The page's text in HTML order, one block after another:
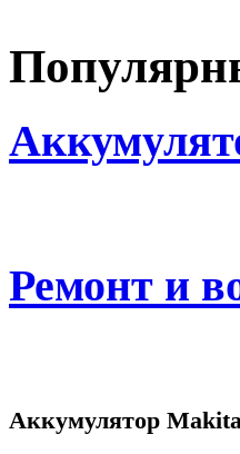
Ремонт и
Аккумулятор